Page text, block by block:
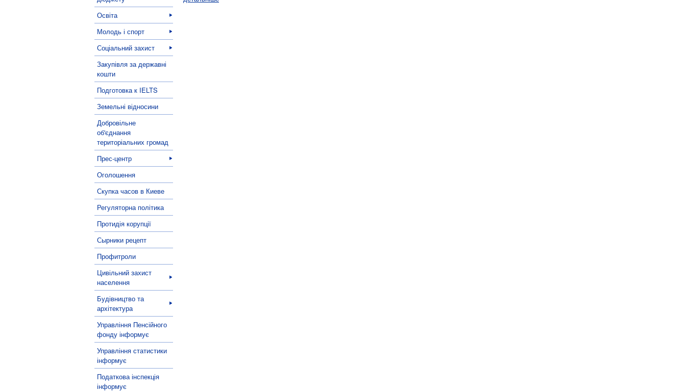
Освіта
Молодь і спорт
Соціальний захист
Закупівля за державні
кошти
Подготовка к IELTS
Земельні відносини
Добровільне
об'єднання
територіальних громад
Прес-центр
Оголошення
Скупка часов в Киеве
Регуляторна політика
Протидія корупції
Сырники рецепт
Профитроли
Цивільний захист
населення
Будівництво та
архітектура
Управління Пенсійного
фонду інформує
Управління статистики
інформує
Податкова інспекція
інформує